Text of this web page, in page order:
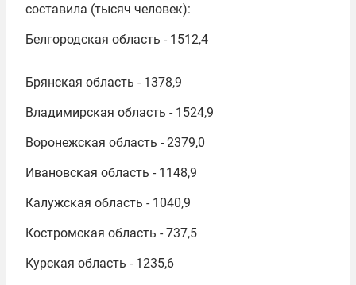
составила (тысяч человек):
Белгородская область - 1512,4
Брянская область - 1378,9
Владимирская область - 1524,9
Воронежская область - 2379,0
Ивановская область - 1148,9
Калужская область - 1040,9
Костромская область - 737,5
Курская область - 1235,6